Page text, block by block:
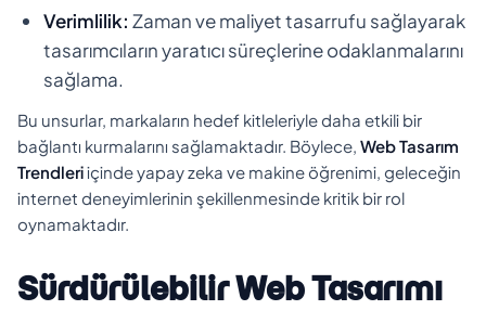
Verimlilik: Zaman ve maliyet tasarrufu sağlayarak
tasarımcıların yaratıcı süreçlerine odaklanmalarını
sağlama.
Bu unsurlar, markaların hedef kitleleriyle daha etkili bir
bağlantı kurmalarını sağlamaktadır. Böylece, Web Tasarım
Trendleriiçinde yapay zeka ve makine öğrenimi, geleceğin
internet deneyimlerinin şekillenmesinde kritik bir rol
oynamaktadır.
Sürdürülebilir Web Tasarımı